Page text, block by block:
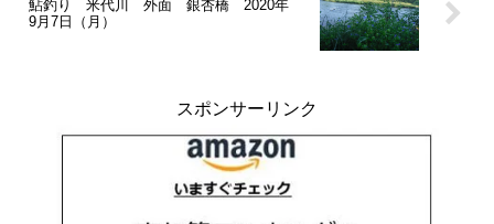
鮎釣り 米代川 外面 銀杏橋 2020年
9月7日（月）
スポンサーリンク